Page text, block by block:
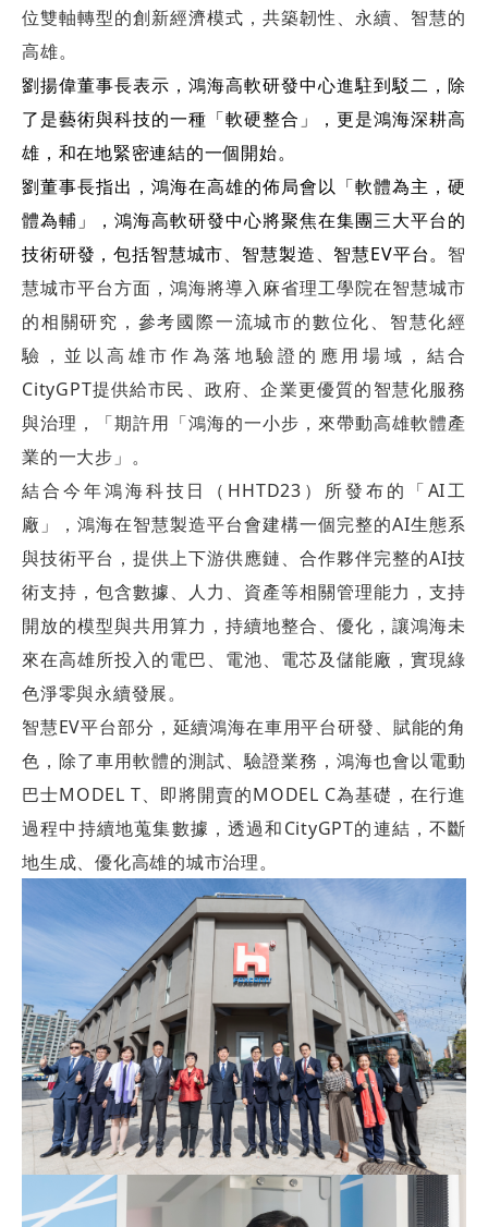
位雙軸轉型的創新經濟模式，共築韌性、永續、智慧的
高雄。
劉揚偉董事長表示，鴻海高軟研發中心進駐到駁二，除
了是藝術與科技的一種「軟硬整合」，更是鴻海深耕高
雄，和在地緊密連結的一個開始。
劉董事長指出，鴻海在高雄的佈局會以「軟體為主，硬
體為輔」，鴻海高軟研發中心將聚焦在集團三大平台的
技術研發，包括智慧城市、智慧製造、智慧EV平台。 智
慧城市平台方面，鴻海將導入麻省理工學院在智慧城市
的相關研究，參考國際一流城市的數位化、智慧化經
驗，並以高雄市作為落地驗證的應用場域，結合
CityGPT提供給市民、政府、企業更優質的智慧化服務
與治理，「期許用「鴻海的一小步，來帶動高雄軟體產
業的一大步」。
結合今年鴻海科技日（HHTD23）所發布的「AI工
廠」，鴻海在智慧製造平台會建構一個完整的AI生態系
與技術平台，提供上下游供應鏈、合作夥伴完整的AI技
術支持，包含數據、人力、資產等相關管理能力，支持
開放的模型與共用算力，持續地整合、優化，讓鴻海未
來在高雄所投入的電巴、電池、電芯及儲能廠，實現綠
色淨零與永續發展。
智慧EV平台部分，延續鴻海在車用平台研發、賦能的角
色，除了車用軟體的測試、驗證業務，鴻海也會以電動
巴士MODEL T、即將開賣的MODEL C為基礎，在行進
過程中持續地蒐集數據，透過和CityGPT的連結，不斷
地生成、優化高雄的城市治理。